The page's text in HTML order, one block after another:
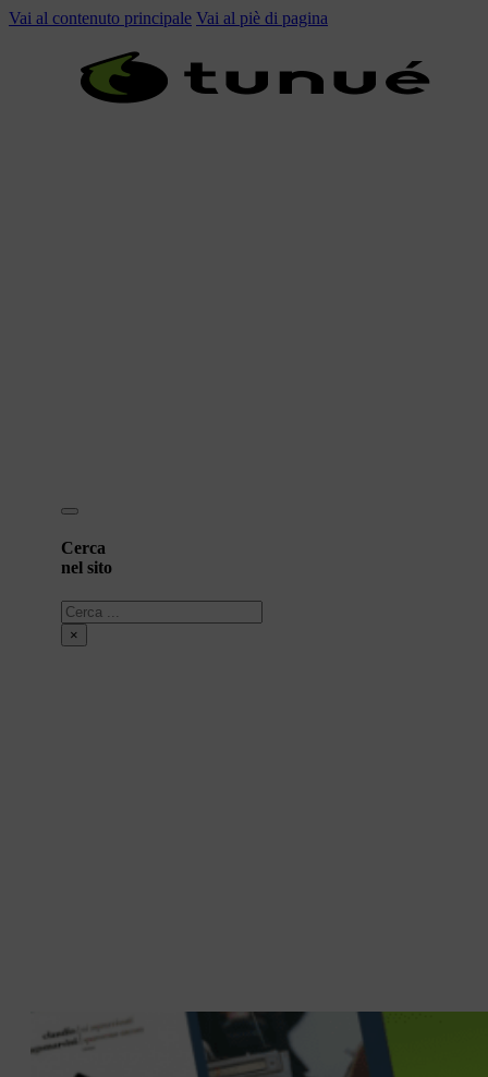
Vai al contenuto principale Vai al piè di pagina
Cerca
nel sito
Cerca
×